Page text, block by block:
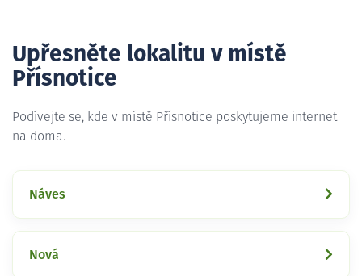
Upřesněte lokalitu v místě
Přísnotice
Podívejte se, kde v místě Přísnotice poskytujeme internet
na doma.
Náves
Nová